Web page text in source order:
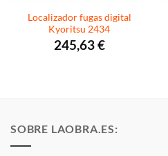
Localizador fugas digital
Kyoritsu 2434
245,63€
SOBRE LAOBRA.ES: